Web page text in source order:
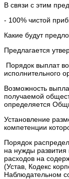
В связи с этим
- 100% чистой
Какие будут
Предлагается
Порядок выплат
исполнительного
Возможность
получаемой
определяется
Установление
компетенции
Порядок
на нужды развития
расходов на
(Устав, Кодекс
Наблюдательном